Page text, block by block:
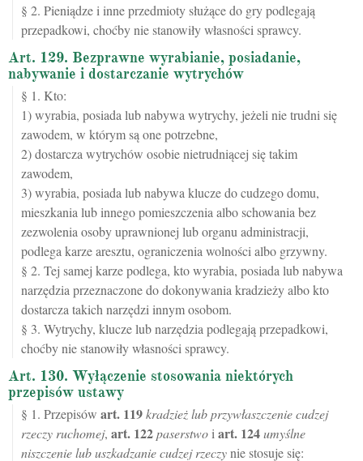
§ 2. Pieniądze i inne przedmioty służące do gry podlegają
przepadkowi, choćby nie stanowiły własności sprawcy.
Art. 129. Bezprawne wyrabianie, posiadanie,
nabywanie i dostarczanie wytrychów
§ 1. Kto:
1) wyrabia, posiada lub nabywa wytrychy, jeżeli nie trudni się
zawodem, w którym są one potrzebne,
2) dostarcza wytrychów osobie nietrudniącej się takim
zawodem,
3) wyrabia, posiada lub nabywa klucze do cudzego domu,
mieszkania lub innego pomieszczenia albo schowania bez
zezwolenia osoby uprawnionej lub organu administracji,
podlega karze aresztu, ograniczenia wolności albo grzywny.
§ 2. Tej samej karze podlega, kto wyrabia, posiada lub nabywa
narzędzia przeznaczone do dokonywania kradzieży albo kto
dostarcza takich narzędzi innym osobom.
§ 3. Wytrychy, klucze lub narzędzia podlegają przepadkowi,
choćby nie stanowiły własności sprawcy.
Art. 130. Wyłączenie stosowania niektórych
przepisów ustawy
§ 1. Przepisów art. 119kradzież lub przywłaszczenie cudzej
rzeczy ruchomej, art. 122paserstwo i art. 124umyślne
niszczenie lub uszkadzanie cudzej rzeczynie stosuje się: